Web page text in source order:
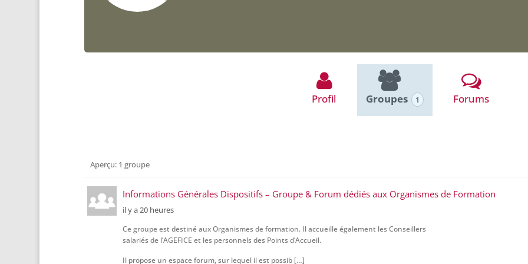
Profil Groupes 1 Forums
Groupes
membre
Aperçu: 1 groupe
Informations Générales Dispositifs – Groupe & Forum dédiés aux Organismes de Formation
il y a 20 heures
Ce groupe est destiné aux Organismes de formation. Il accueille également les Conseillers
salariés de l’AGEFICE et les personnels des Points d’Accueil.
Il propose un espace forum, sur lequel il est possib […]